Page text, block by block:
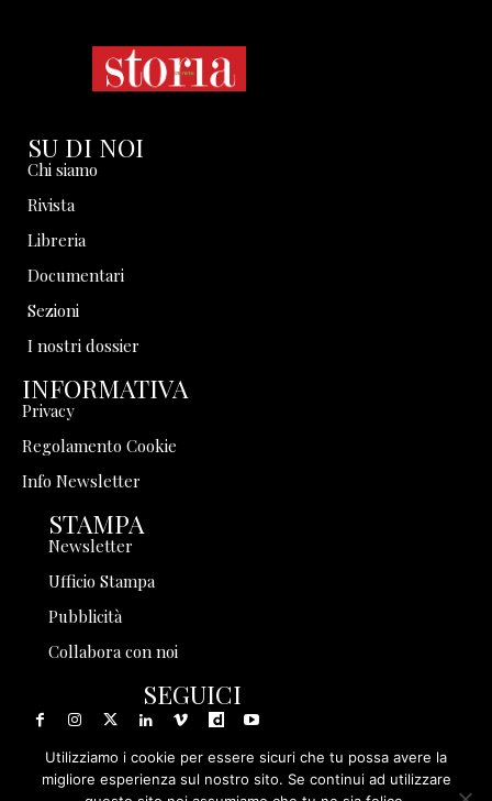
SU DI NOI
Chi siamo
Rivista
Libreria
Documentari
Sezioni
I nostri dossier
INFORMATIVA
Privacy
Regolamento Cookie
Info Newsletter
STAMPA
Newsletter
Ufficio Stampa
Pubblicità
Collabora con noi
SEGUICI
Utilizziamo i cookie per essere sicuri che tu possa avere la
migliore esperienza sul nostro sito. Se continui ad utilizzare